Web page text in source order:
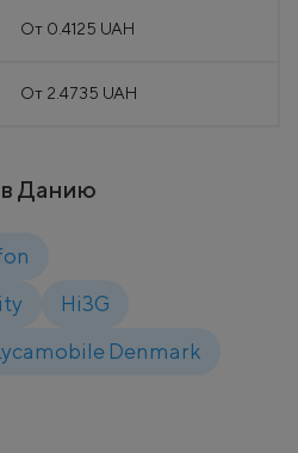
От 0.4125 UAH
От 2.4735 UAH
Данию
Hi3G
Denmark